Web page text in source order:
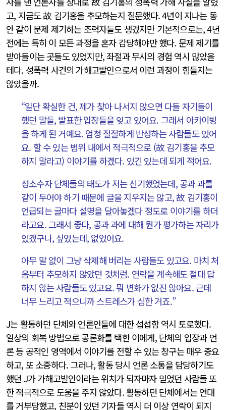
고, 지금도 故 김기홍을 추모하는지 질문했다. 4년이 지나는 동
안 같이 문제 제기하는 조력자들도 생겼지만 기본적으로는, 4년
전에는 특히 이 모든 과정을 혼자 감당해야만 했다. 문제 제기를
받아들이는 곳들도 있었지만, 좌절과 무시의 경험 역시 많았을
테다. 성폭력 사건의 가해고발인으로서 이런 과정이 힘들지는
않았을까.
“일단 확실한 건, 제가 찾아 나서지 않으면 다들 자기들이
했던 말들, 발표한 입장들을 잊고 있어요. 그래서 아카이빙
을 하게 된 거예요. 엄청 절절하게 반성하는 사람들도 있어
요. 할 수 있는 범위 내에서 적극적으로 (故 김기홍을 추모
하지 말라고) 이야기를 하겠다. 있긴 있는데 되게 적어요.
성소수자 단체들의 태도가 저는 신기했었는데, 공과 과를
같이 두어야 하기 때문에 글을 지우지는 않고, 故 김기홍이
언급되는 글마다 설명을 달아놓겠다 정도로 이야기를 하더
라고요. 그래서 좋다, 공과 과에 대해 뭔가 평가하는 자리가
있겠구나, 싶었는데, 없었어요.
아무 말 없이 그냥 삭제해 버리는 사람들도 있고요. 마치 처
음부터 추모하지 않았던 것처럼. 연락을 계속해도 절대 답
하지 않는 사람들도 있고요. 뭐 변화가 없진 않아요. 근데
너무 느리고 적으니까 스트레스가 심한 거죠.”
J는 활동하던 단체와 언론인들에 대한 섭섭함 역시 토로했다.
일상의 회복 방법으로 공론화를 택한 이에게, 단체의 입장과 언
론 등 공적인 영역에서 이야기를 전할 수 있는 창구는 매우 중요
하고, 또 소중하다. 그러나, 활동 당시 언론 소통을 담당하기도
했던 J가 가해고발인이라는 위치가 되자마자 믿었던 사람들 또
한 적극적으로 도움을 주지 않았다. 활동하던 단체에서는 연대
를 거부당했고, 친분이 있던 기자들 역시 더 이상 연락이 되지